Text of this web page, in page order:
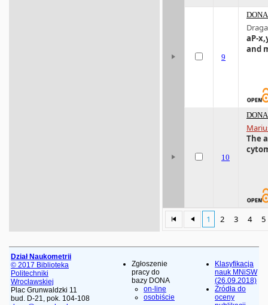
1 2 3 4 5
9
aP-
and
10
The
Dział Naukometrii
© 2017 Biblioteka
Politechniki
Wrocławskiej
Plac Grunwaldzki 11
bud. D-21, pok. 104-108
Zgłoszenie
pracy do
bazy DONA
on-line
osobiście
Klasyfikacja
nauk MNiSW
(26.09.2018)
Źródła do
oceny